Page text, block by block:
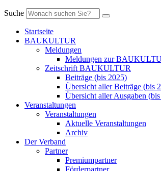
Suche
Startseite
BAUKULTUR
Meldungen
Meldungen zur
Zeitschrift BAUKULTUR
Beiträge (bis 2025)
Übersicht aller Beiträge (bis
Übersicht aller Ausgaben
Veranstaltungen
Veranstaltungen
Aktuelle Veranstaltungen
Archiv
Der Verband
Partner
Premiumpartner
Förderpartner